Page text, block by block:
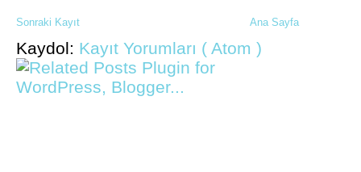
Sonraki Kayıt Ana Sayfa
Kaydol: Kayıt Yorumları ( Atom )